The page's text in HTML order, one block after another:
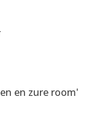
en zure room'